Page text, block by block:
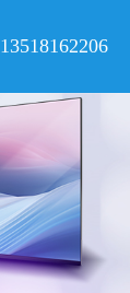
13518162206